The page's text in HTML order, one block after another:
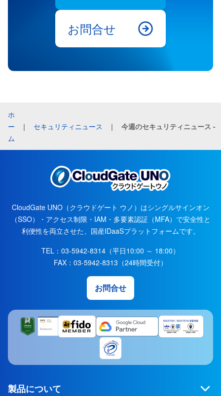
お問合せ
ホ
ー
ム
｜ セキュリティニュース ｜ 今週のセキュリティニュース -
CloudGate UNO（クラウドゲート ウノ）はシングルサインオン
（SSO）・アクセス制限・IAM・多要素認証（MFA）で安全性と
利便性を両立させた、国産IDaaSプラットフォームです。
TEL： 03-5942-8314 （平日10:00 ～ 18:00）
FAX： 03-5942-8313 （24時間受付）
お問合せ
製品について